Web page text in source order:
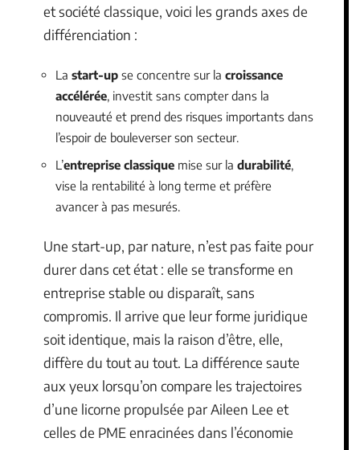
et société classique, voici les grands axes de
différenciation :
La start-up se concentre sur la croissance
accélérée, investit sans compter dans la
nouveauté et prend des risques importants dans
l’espoir de bouleverser son secteur.
L’entreprise classique mise sur la durabilité
vise la rentabilité à long terme et préfère
avancer à pas mesurés.
Une start-up, par nature, n’est pas faite pour
durer dans cet état : elle se transforme en
entreprise stable ou disparaît, sans
compromis. Il arrive que leur forme juridique
soit identique, mais la raison d’être, elle,
diffère du tout au tout. La différence saute
aux yeux lorsqu’on compare les trajectoires
d’une licorne propulsée par Aileen Lee et
celles de PME enracinées dans l’économie